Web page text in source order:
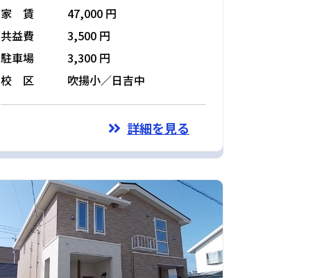
家 賃
47,000 円
共益費
3,500 円
駐車場
3,300 円
校 区
吹揚小／日吉中
詳細を見る